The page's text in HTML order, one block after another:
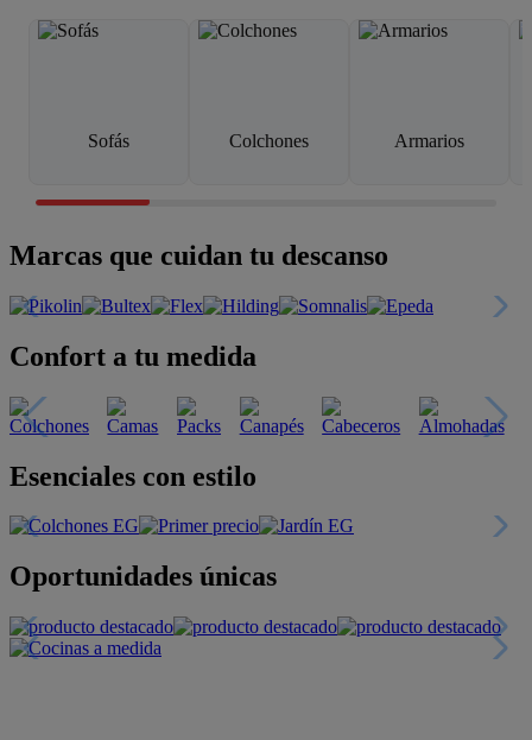
Sofás Colchones Armarios
Marcas que cuidan tu descanso
Confort a tu medida
Esenciales con estilo
Oportunidades únicas